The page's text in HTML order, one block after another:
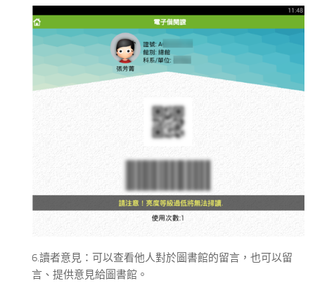
6.讀者意見：可以查看他人對於圖書館的留言，也可以留
言、提供意見給圖書館。